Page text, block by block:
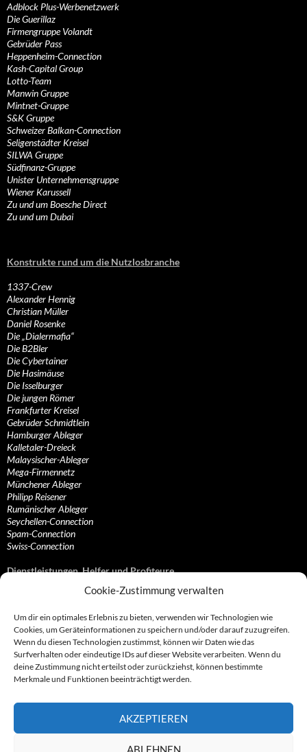
Cookie-Zustimmung verwalten
Um dir ein optimales Erlebnis zu bieten, verwenden wir Technologien wie
Cookies, um Geräteinformationen zu speichern und/oder darauf zuzugreifen.
Wenn du diesen Technologien zustimmst, können wir Daten wie das
Surfverhalten oder eindeutige IDs auf dieser Website verarbeiten. Wenn du
deine Zustimmung nicht erteilst oder zurückziehst, können bestimmte
Merkmale und Funktionen beeinträchtigt werden.
AKZEPTIEREN
ABLEHNEN
Adblock Plus-Werbenetzwerk
Die Guerillaz
Firmengruppe Volandt
Gebrüder Pass
Heppenheim-Connection
Kash-Capital Group
Lotto-Team
Manwin Gruppe
Mintnet-Gruppe
S&K Gruppe
Schweizer Balkan-Connection
Seligenstädter Kreisel
SILWA Gruppe
Südfinanz-Gruppe
Unister Unternehmensgruppe
Wiener Karussell
Zu und um Boesche Direct
Zu und um Dubai
Konstrukte rund um die Nutzlosbranche
1337-Crew
Alexander Hennig
Christian Müller
Daniel Rosenke
Die „Dialermafia“
Die B2Bler
Die Cybertainer
Die Hasimäuse
Die Isselburger
Die jungen Römer
Frankfurter Kreisel
Gebrüder Schmidtlein
Hamburger Ableger
Kalletaler-Dreieck
Malaysischer-Ableger
Mega-Firmennetz
Münchener Ableger
Philipp Reisener
Rumänischer Ableger
Seychellen-Connection
Spam-Connection
Swiss-Connection
Dienstleistungen, Helfer und Profiteure
Anonymisierungsdienste, VPN- und Web-Proxy…
Bezahlsysteme, Finanzdienstleister und…
Bürodienstleister, Firmengründer- und/oder…
Datenhändler, Adressbroker und zielgerichtetes…
Hosting, Routing, Provider, Domain-, Web- und…
Inkasso, Forderungsmanagement und eintreibende…
Spieleanbieter, Online- und Browsergames
Partnerprogramme, Vertriebskanäle- und…
Telekommunikationsdienstleister, Internet…
Vereine, Verbände, Vereinigungen und Lobbyisten
Web-Rotlichtbezirk, Erotik- und XXX-Anbieter